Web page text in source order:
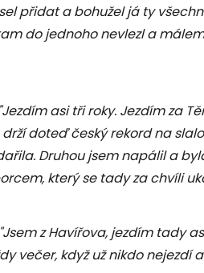
přidat a bohužel já ty
do jednoho nevlezl a
"Jezdím asi tři roky. Jezdím za
doteď český rekord na
Druhou jsem napálil a
který se tady za chvíli
z Havířova, jezdím tady
večer, když už nikdo nejezdí